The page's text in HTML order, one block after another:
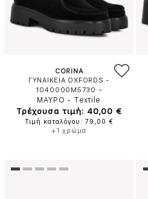
CORINA
ΓΥΝΑΙΚΕΙΑ OXFORDS -
1040000M5730 -
ΜΑΥΡΟ - Textile
Τρέχουσα τιμή: 40,00 €
Τιμή καταλόγου: 79,00 €
+1 χρώμα